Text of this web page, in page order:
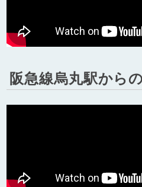
阪急線烏丸駅から